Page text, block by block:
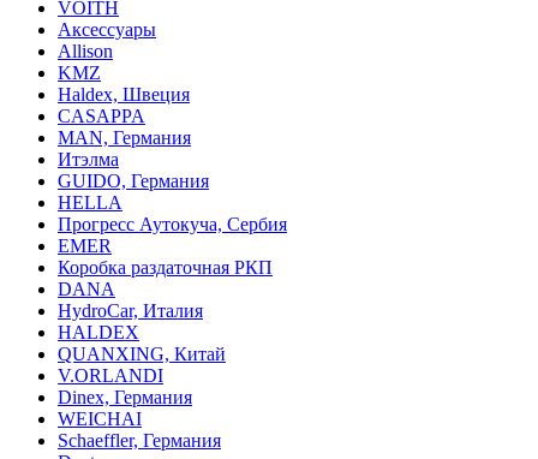
VOITH
Аксессуары
Allison
KMZ
Haldex, Швеция
CASAPPA
MAN, Германия
Итэлма
GUIDO, Германия
HELLA
Прогресс Аутокуча, Сербия
EMER
Коробка раздаточная РКП
DANA
HydroCar, Италия
HALDEX
QUANXING, Китай
V.ORLANDI
Dinex, Германия
WEICHAI
Schaeffler, Германия